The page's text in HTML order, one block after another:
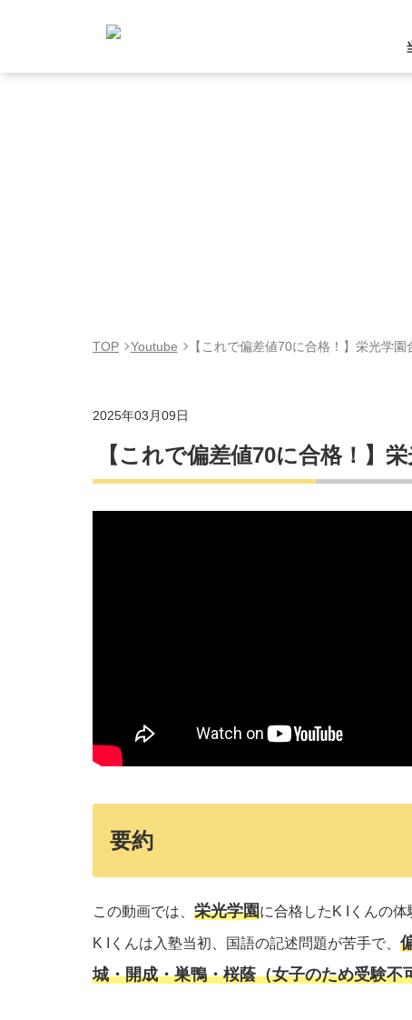
TOP Youtube 【これで偏差値70に合格！】栄光学園
2025年03月09日
【これで偏差値70に合格！】
要約
この動画では、 栄光学園に合格したK Iくんの
K Iくんは入塾当初、国語の記述問題が苦手で、
城・開成・巣鴨・桜蔭（女子のため受験不